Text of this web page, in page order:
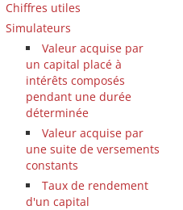
Chiffres utiles
Simulateurs
Valeur acquise par
un capital placé à
intérêts composés
pendant une durée
déterminée
Valeur acquise par
une suite de versements
constants
Taux de rendement
d'un capital